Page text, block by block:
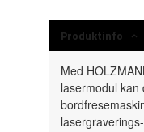
Produktinfo
Med
lasermodul kan